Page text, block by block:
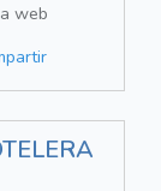
web